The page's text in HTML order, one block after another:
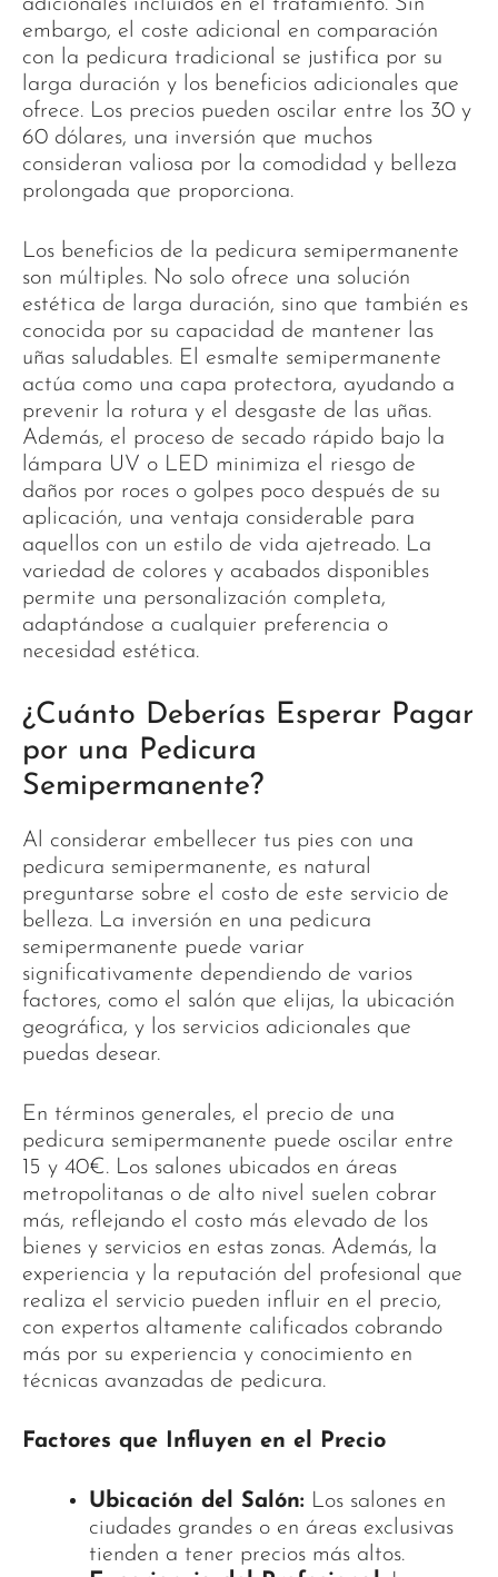
embargo, el coste adicional en comparación
con la pedicura tradicional se justifica por su
larga duración y los beneficios adicionales que
ofrece. Los precios pueden oscilar entre los 30 y
60 dólares, una inversión que muchos
consideran valiosa por la comodidad y belleza
prolongada que proporciona.
Los beneficios de la pedicura semipermanente
son múltiples. No solo ofrece una solución
estética de larga duración, sino que también es
conocida por su capacidad de mantener las
uñas saludables. El esmalte semipermanente
actúa como una capa protectora, ayudando a
prevenir la rotura y el desgaste de las uñas.
Además, el proceso de secado rápido bajo la
lámpara UV o LED minimiza el riesgo de
daños por roces o golpes poco después de su
aplicación, una ventaja considerable para
aquellos con un estilo de vida ajetreado. La
variedad de colores y acabados disponibles
permite una personalización completa,
adaptándose a cualquier preferencia o
necesidad estética.
¿Cuánto Deberías Esperar Pagar
por una Pedicura
Semipermanente?
Al considerar embellecer tus pies con una
pedicura semipermanente, es natural
preguntarse sobre el costo de este servicio de
belleza. La inversión en una pedicura
semipermanente puede variar
significativamente dependiendo de varios
factores, como el salón que elijas, la ubicación
geográfica, y los servicios adicionales que
puedas desear.
En términos generales, el precio de una
pedicura semipermanente puede oscilar entre
15 y 40€. Los salones ubicados en áreas
metropolitanas o de alto nivel suelen cobrar
más, reflejando el costo más elevado de los
bienes y servicios en estas zonas. Además, la
experiencia y la reputación del profesional que
realiza el servicio pueden influir en el precio,
con expertos altamente calificados cobrando
más por su experiencia y conocimiento en
técnicas avanzadas de pedicura.
Factores que Influyen en el Precio
Ubicación del Salón: Los salones en
ciudades grandes o en áreas exclusivas
tienden a tener precios más altos.